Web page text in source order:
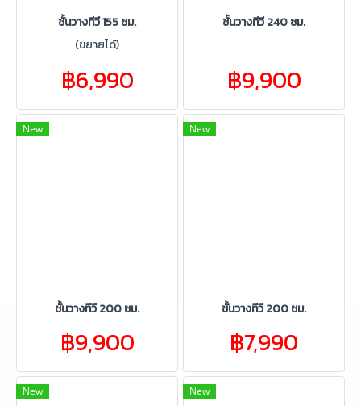
ชั้นวางทีวี 155 ซม.
(ขยายได้)
฿6,990
ชั้นวางทีวี 240 ซม.
฿9,900
New
ชั้นวางทีวี 200 ซม.
฿9,900
New
ชั้นวางทีวี 200 ซม.
฿7,990
New New